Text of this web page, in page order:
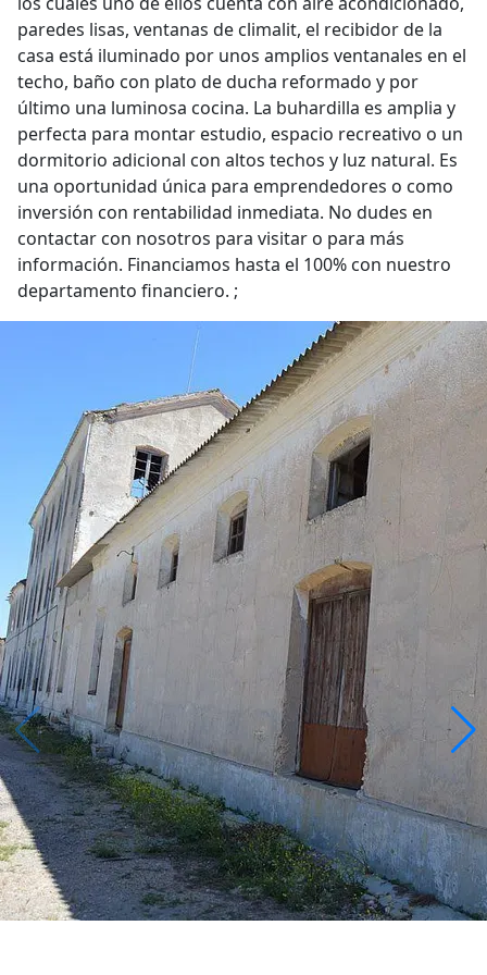
paredes lisas, ventanas de climalit, el recibidor de la
casa está iluminado por unos amplios ventanales en el
techo, baño con plato de ducha reformado y por
último una luminosa cocina. La buhardilla es amplia y
perfecta para montar estudio, espacio recreativo o un
dormitorio adicional con altos techos y luz natural. Es
una oportunidad única para emprendedores o como
inversión con rentabilidad inmediata. No dudes en
contactar con nosotros para visitar o para más
información. Financiamos hasta el 100% con nuestro
departamento financiero. ;